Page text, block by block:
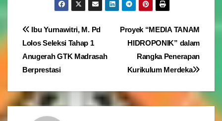
Navigasi
pos
Proyek “MEDIA TANAM
HIDROPONIK” dalam
Rangka Penerapan
Kurikulum Merdeka
Ibu Yurnawitri, M. Pd
Lolos Seleksi Tahap 1
Anugerah GTK Madrasah
Berprestasi